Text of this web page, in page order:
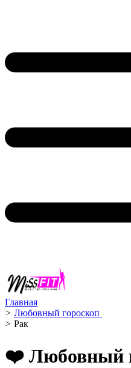
Главная
> Любовный гороскоп ️
> Рак ️
❤️ Любовный